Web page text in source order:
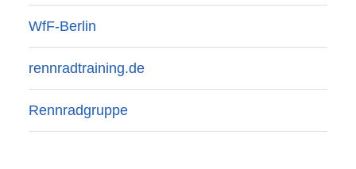
WfF-Berlin
rennradtraining.de
Rennradgruppe